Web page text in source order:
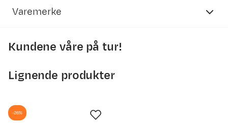
Sunneiv S Bekreftet kjøper
Kjøpt størrelse:
Valgt farge:
Varemerke
Kundene våre på tur!
Lignende produkter
-26%